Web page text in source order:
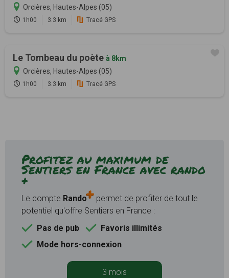
Orcières, Hautes-Alpes (05)
1h00 3.3 km Tracé GPS
Le Tombeau du poète à 8km
Orcières, Hautes-Alpes (05)
1h00 3.3 km Tracé GPS
Profitez au maximum de
Sentiers en France avec rando
+
Le compte Rando
permet de profiter de tout le
potentiel qu'offre Sentiers en France :
Pas de pub
Favoris illimités
Mode hors-connexion
3 mois